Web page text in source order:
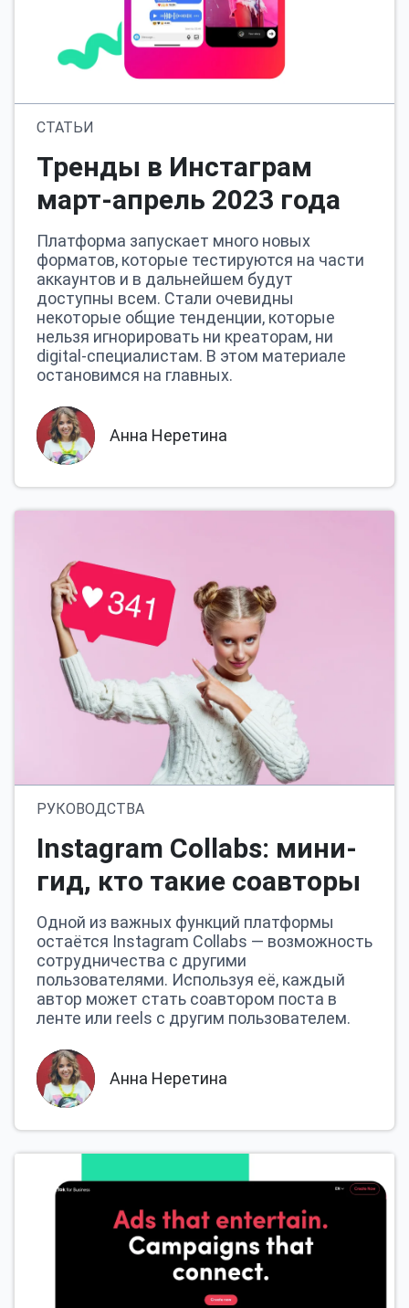
СТАТЬИ
Тренды в Инстаграм
март-апрель 2023 года
Платформа запускает много новых
форматов, которые тестируются на части
аккаунтов и в дальнейшем будут
доступны всем. Стали очевидны
некоторые общие тенденции, которые
нельзя игнорировать ни креаторам, ни
digital-специалистам. В этом материале
остановимся на главных.
Анна Неретина
РУКОВОДСТВА
Instagram Collabs: мини-
гид, кто такие соавторы
Одной из важных функций платформы
остаётся Instagram Collabs — возможность
сотрудничества с другими
пользователями. Используя её, каждый
автор может стать соавтором поста в
ленте или reels с другим пользователем.
Анна Неретина